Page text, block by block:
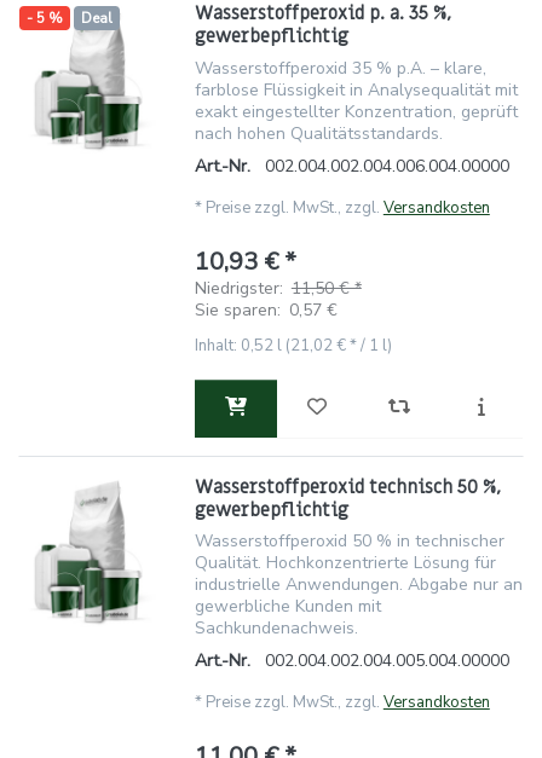
- 5 % Deal
Wasserstoffperoxid p. a. 35 %,
gewerbepflichtig
Wasserstoffperoxid 35 % p.A. – klare,
farblose Flüssigkeit in Analysequalität mit
exakt eingestellter Konzentration, geprüft
nach hohen Qualitätsstandards.
Art.-Nr.
002.004.002.004.006.004.00000
* Preise zzgl. MwSt., zzgl. Versandkosten
10,93 € *
Niedrigster: 11,50 € *
Sie sparen: 0,57 €
Inhalt: 0,52 l (21,02 € * / 1 l)
Wasserstoffperoxid technisch 50 %,
gewerbepflichtig
Wasserstoffperoxid 50 % in technischer
Qualität. Hochkonzentrierte Lösung für
industrielle Anwendungen. Abgabe nur an
gewerbliche Kunden mit
Sachkundenachweis.
Art.-Nr.
002.004.002.004.005.004.00000
* Preise zzgl. MwSt., zzgl. Versandkosten